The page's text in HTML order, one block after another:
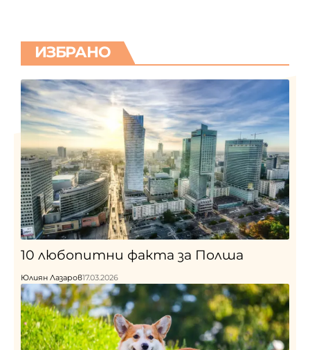
ИЗБРАНО
10 любопитни факта за Полша
Юлиян Лазаров17.03.2026